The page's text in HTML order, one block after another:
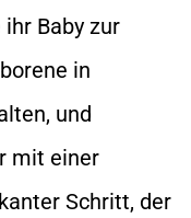
Baby zur
in
und
mit einer
Schritt, der